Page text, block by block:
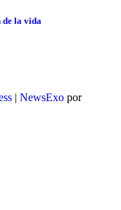
de la vida
| NewsExo por